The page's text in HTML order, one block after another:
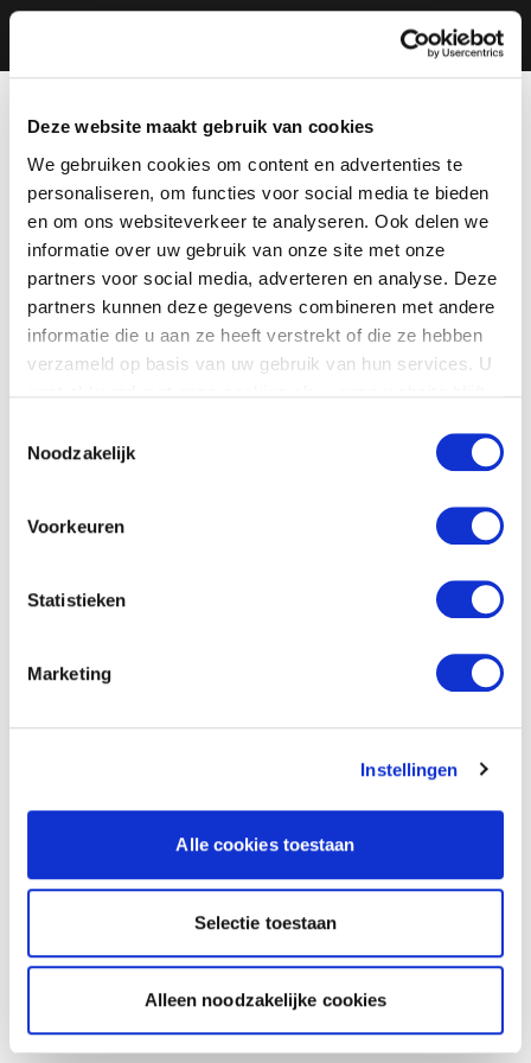
Deze website maakt gebruik van cookies
We gebruiken cookies om content en advertenties te
personaliseren, om functies voor social media te bieden
en om ons websiteverkeer te analyseren. Ook delen we
informatie over uw gebruik van onze site met onze
partners voor social media, adverteren en analyse. Deze
partners kunnen deze gegevens combineren met andere
informatie die u aan ze heeft verstrekt of die ze hebben
verzameld op basis van uw gebruik van hun services. U
Noodzakelijk
Voorkeuren
Statistieken
Marketing
Instellingen
Alle cookies toestaan
Selectie toestaan
Alleen noodzakelijke cookies